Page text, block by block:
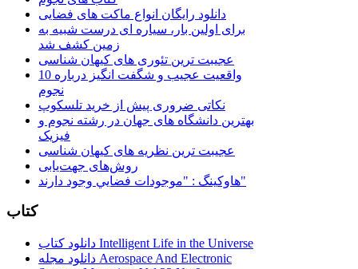
دانلود رایگان انواع ماکت های فضایی
برای اولین بار، سیاره ای درست شبیه به
زمین کشف شد
عجیبت ترین تئوری های کیهان شناسی
10 واقعیت عجیب و شگفت انگیز درباره
نجوم
نکاتی ضروری پیش از خرید تلسکوپ
بهترین دانشگاه های جهان در رشته نجوم و
فیزیک
عجیبت ترین نظریه های کیهان شناسی
روش‌های جهت‌یابی
هاوكينگ : "موجودات فضايي وجود دارند"
کتاب
دانلود کتاب Intelligent Life in the Universe
دانلود مجله Aerospace And Electronic